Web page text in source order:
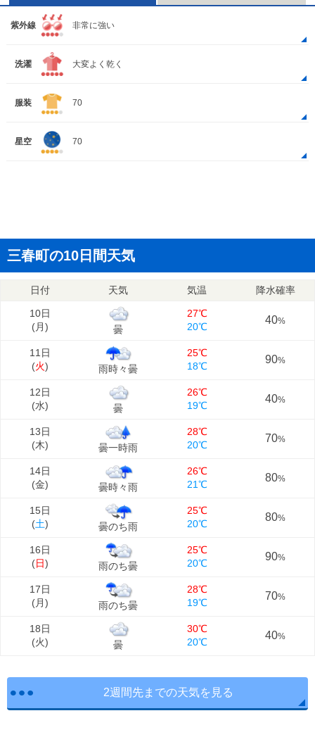
紫外線 非常に強い
洗濯 大変よく乾く
服装 70
星空 70
三春町の10日間天気
日付 天気 気温 降水確率
10日
(月) 曇
27℃
20℃
40%
11日
(火) 雨時々曇
25℃
18℃
90%
12日
(水) 曇
26℃
19℃
40%
13日
(木) 曇一時雨
28℃
20℃
70%
14日
(金) 曇時々雨
26℃
21℃
80%
15日
(土) 曇のち雨
25℃
20℃
80%
16日
(日) 雨のち曇
25℃
20℃
90%
17日
(月) 雨のち曇
28℃
19℃
70%
18日
(火) 曇
30℃
20℃
40%
2週間先までの天気を見る